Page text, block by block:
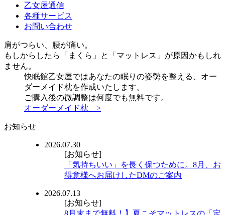
乙女屋通信
各種サービス
お問い合わせ
肩がつらい、腰が痛い。
もしからしたら「まくら」と「マットレス」が原因かもしれ
ません。
快眠館乙女屋ではあなたの眠りの姿勢を整える、オー
ダーメイド枕を作成いたします。
ご購入後の微調整は何度でも無料です。
オーダーメイド枕 >
お知らせ
2026.07.30
[お知らせ]
「気持ちいい」を長く保つために。8月、お
得意様へお届けしたDMのご案内
2026.07.13
[お知らせ]
8月末まで無料！】夏こそマットレスの「定